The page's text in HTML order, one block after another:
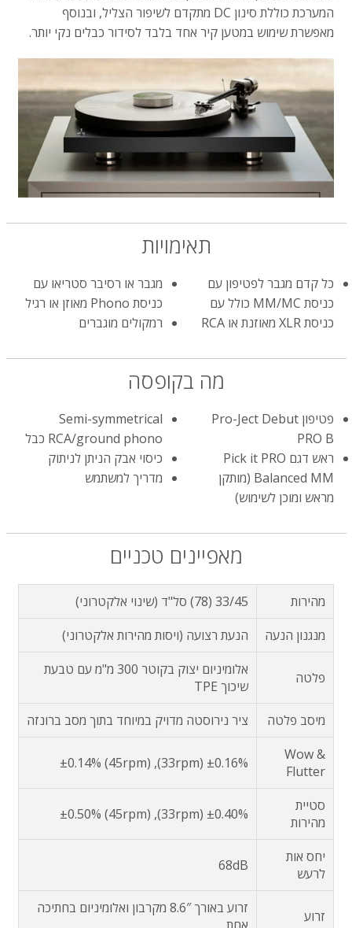
המערכת כוללת סינון מתקדם לשיפור הצליל, ובנוסף
מאפשרתשימוש במטען קיר אחד בלבד לסידור כבלים נקי יותר.
תאימויות
כל קדם מגבר לפטיפון עם
כניסת MM/MC כולל עם
כניסת XLR מאוזנת או RCA
מגבר או רסיבר סטריאו עם
כניסת Phono מאוזן או רגיל
רמקולים מוגברים
מה בקופסה
פטיפון Pro-Ject Debut
PRO B
ראש דגם Pick it PRO
Balanced MM (מותקן
מראש ומוכן לשימוש)
Semi-symmetrical
RCA/ground phono כבל
כיסוי אבק הניתן לניתוק
מדריך למשתמש
מאפיינים טכניים
מהירות
33/45 (78) סל"ד (שינוי אלקטרוני)
מנגנון הנעה
הנעת רצועה (ויסות מהירות אלקטרוני)
פלטה
אלומיניום יצוק בקוטר 300 מ"מ עם טבעת
שיכוך TPE
מיסב פלטה
ציר נירוסטה מדויק במיוחד בתוך מסב ברונזה
Wow &
Flutter
±0.16% (33rpm), ±0.14% (45rpm)
סטיית
מהירות
±0.40% (33rpm), ±0.50% (45rpm)
יחס אות
לרעש
68dB
זרוע
זרוע באורך 8.6″ מקרבון ואלומיניום בחתיכה